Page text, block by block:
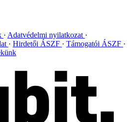
Adatvédelmi nyilatkozat
Hirdetői ÁSZF
Támogatói ÁSZF